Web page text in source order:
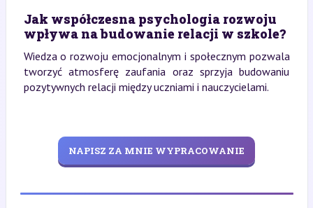
Jak współczesna psychologia rozwoju
wpływa na budowanie relacji w szkole?
Wiedza o rozwoju emocjonalnym i społecznym pozwala
tworzyć atmosferę zaufania oraz sprzyja budowaniu
pozytywnych relacji między uczniami i nauczycielami.
NAPISZ ZA MNIE WYPRACOWANIE